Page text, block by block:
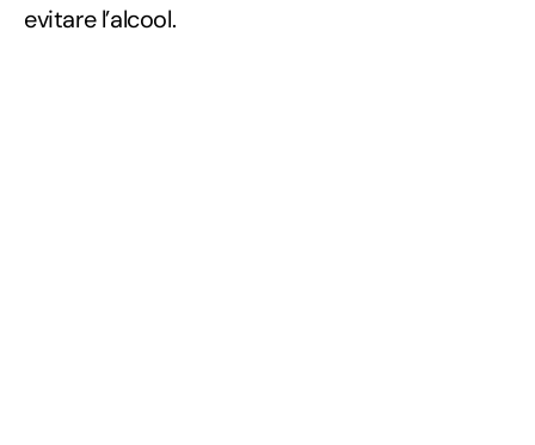
evitare l’alcool.